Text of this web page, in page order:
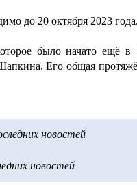
до 20 октября 2023 года.
было начато ещё в
Его общая
новостей
новостей